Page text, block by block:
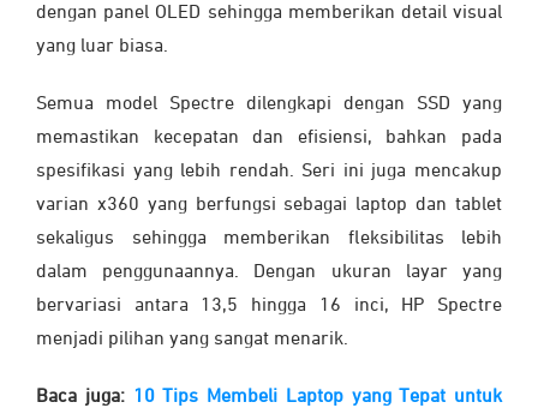
dengan panel OLED sehingga memberikan detail visual
yang luar biasa.
Semua model Spectre dilengkapi dengan SSD yang
memastikan kecepatan dan efisiensi, bahkan pada
spesifikasi yang lebih rendah. Seri ini juga mencakup
varian x360 yang berfungsi sebagai laptop dan tablet
sekaligus sehingga memberikan fleksibilitas lebih
dalam penggunaannya. Dengan ukuran layar yang
bervariasi antara 13,5 hingga 16 inci, HP Spectre
menjadi pilihan yang sangat menarik.
Baca juga: 10 Tips Membeli Laptop yang Tepat untuk